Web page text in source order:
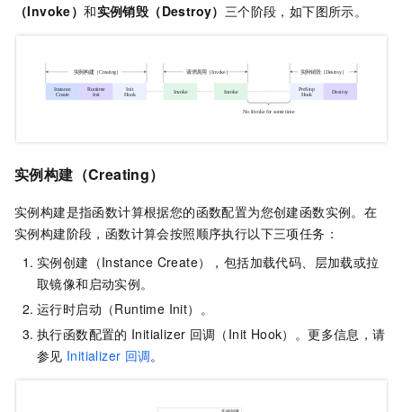
（Invoke）和实例销毁（Destroy） 三个阶段，如下图所示。
实例构建（Creating）
实例构建是指函数计算根据您的函数配置为您创建函数实例。在
实例构建阶段， 函数计算会按照顺序执行以下三项任务：
实例创建（Instance Create），包括加载代码、层加载或拉
取镜像和启动实例。
运行时启动（Runtime Init）。
执行函数配置的 Initializer 回调（Init Hook）。更多信息，请
参见 Initializer 回调。